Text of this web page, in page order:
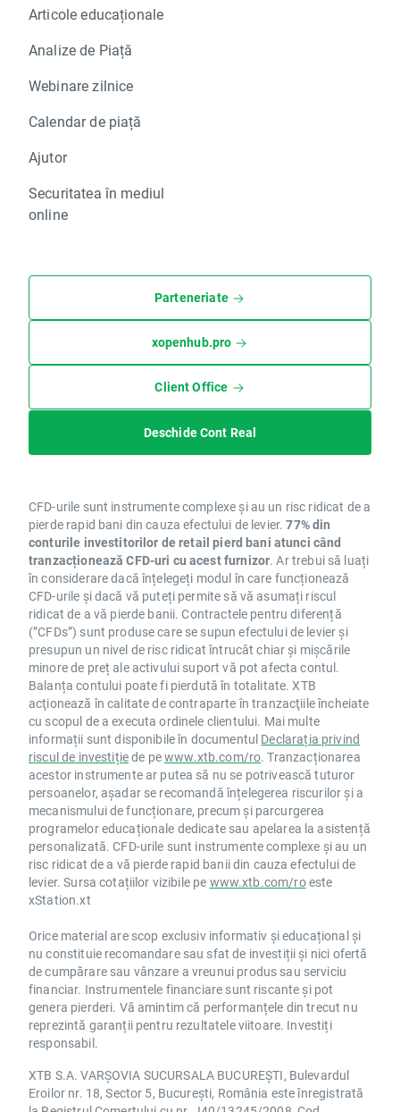
Articole educaționale
Analize de Piață
Webinare zilnice
Calendar de piață
Ajutor
Securitatea în mediul
online
Parteneriate
xopenhub.pro
Client Office
Deschide Cont Real
CFD-urile sunt instrumente complexe și au un risc ridicat de a
pierde rapid bani din cauza efectului de levier.77% din
conturile investitorilor de retail pierd bani atunci când
tranzacționează CFD-uri cu acest furnizor. Ar trebui să luați
în considerare dacă înțelegeți modul în care funcționează
CFD-urile și dacă vă puteți permite să vă asumați riscul
ridicat de a vă pierde banii. Contractele pentru diferență
(”CFDs”) sunt produse care se supun efectului de levier și
presupun un nivel de risc ridicat întrucât chiar și mișcările
minore de preț ale activului suport vă pot afecta contul.
Balanța contului poate fi pierdută în totalitate. XTB
acţionează în calitate de contraparte în tranzacţiile încheiate
cu scopul de a executa ordinele clientului. Mai multe
informații sunt disponibile în documentul Declarația privind
riscul de investițiede pewww.xtb.com/ro. Tranzacționarea
acestor instrumente ar putea să nu se potrivească tuturor
persoanelor, așadar se recomandă înțelegerea riscurilor și a
mecanismului de funcționare, precum și parcurgerea
programelor educaționale dedicate sau apelarea la asistență
personalizată. CFD-urile sunt instrumente complexe și au un
risc ridicat de a vă pierde rapid banii din cauza efectului de
levier. Sursa cotațiilor vizibile pe www.xtb.com/roeste
xStation.xt
Orice material are scop exclusiv informativ și educațional și
nu constituie recomandare sau sfat de investiții și nici ofertă
de cumpărare sau vânzare a vreunui produs sau serviciu
financiar. Instrumentele financiare sunt riscante și pot
genera pierderi. Vă amintim că performanțele din trecut nu
reprezintă garanții pentru rezultatele viitoare. Investiți
responsabil.
XTB S.A. VARȘOVIA SUCURSALA BUCUREȘTI, Bulevardul
Eroilor nr. 18, Sector 5, București, România este înregistrată